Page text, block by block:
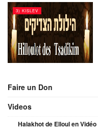
3) KISLEV
Faire un Don
Videos
Halakhot de Elloul en Vidéo